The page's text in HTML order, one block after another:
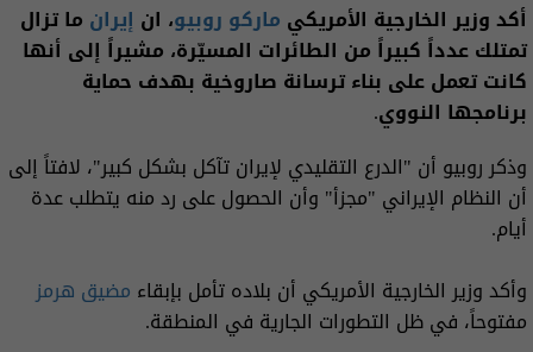
أكد وزير الخارجية الأمريكي ماركو روبيو، ان إيران ما تزال
تمتلك عدداً كبيراً من الطائرات المسيّرة، مشيراً إلى أنها
كانت تعمل على بناء ترسانة صاروخية بهدف حماية
برنامجها النووي.
وذكر روبيو أن "الدرع التقليدي لإيران تآكل بشكل كبير"، لافتاً إلى
أن النظام الإيراني "مجزأ" وأن الحصول على رد منه يتطلب عدة
أيام.
وأكد وزير الخارجية الأمريكي أن بلاده تأمل بإبقاء مضيق هرمز
مفتوحاً، في ظل التطورات الجارية في المنطقة.